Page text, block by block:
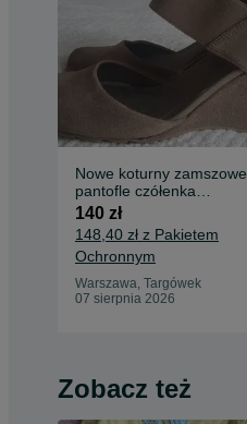
Nowe koturny zamszowe
pantofle czółenka
REACTION
140 zł
148,40 zł z Pakietem
Ochronnym
Warszawa, Targówek
07 sierpnia 2026
Zobacz też